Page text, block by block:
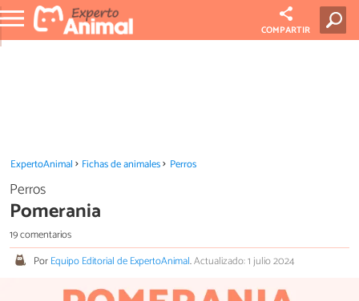
COMPARTIR
ExpertoAnimal Fichas de animales Perros
Perros
Pomerania
19 comentarios
PorEquipo Editorial de ExpertoAnimal.Actualizado: 1 julio 2024